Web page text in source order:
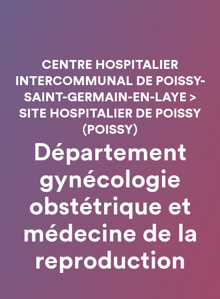
CENTRE HOSPITALIER
INTERCOMMUNAL DE POISSY-
SAINT-GERMAIN-EN-LAYE >
SITE HOSPITALIER DE POISSY
(POISSY)
Département
gynécologie
obstétrique et
médecine de la
reproduction